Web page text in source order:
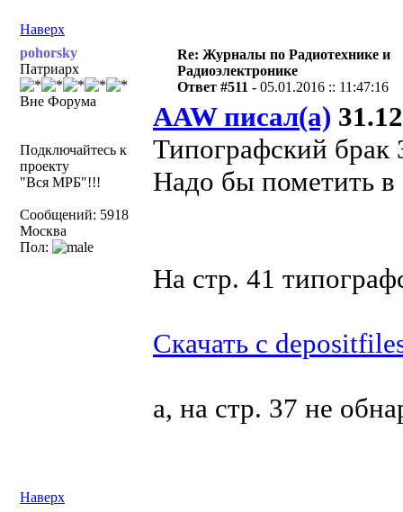
Наверх
pohorsky
Патриарх
Вне Форума
Подключайтесь к
проекту
"Вся МРБ"!!!
Сообщений: 5918
Москва
Пол:
Re: Журналы по Радиотехнике и
Радиоэлектронике
Ответ #511 -05.01.2016 :: 11:47:16
AAW писал(а)
Типографский
Надо бы пометить в
На стр. 41
Скачать с
а, на стр. 37 не
Наверх